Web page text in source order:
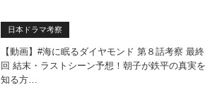
日本ドラマ考察
【動画】#海に眠るダイヤモンド 第８話考察 最終
回 結末・ラストシーン予想！朝子が鉄平の真実を
知る方…